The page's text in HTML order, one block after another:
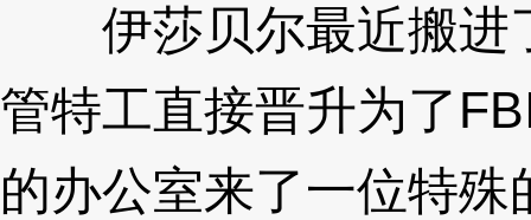
伊莎贝尔最近搬进
管特工直接晋升为了
的办公室来了一位特殊